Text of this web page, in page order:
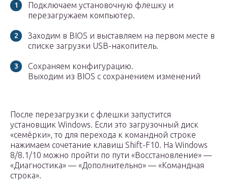
Подключаем установочную флешку и
перезагружаем компьютер.
Заходим в BIOS и выставляем на первом месте в
списке загрузки USB-накопитель.
Сохраняем конфигурацию.
Выходим из BIOS с сохранением изменений
После перезагрузки с флешки запустится
установщик Windows. Если это загрузочный диск
«семёрки», то для перехода к командной строке
нажимаем сочетание клавиш Shift-F10. На Windows
8/8.1/10 можно пройти по пути «Восстановление» —
«Диагностика» — «Дополнительно» — «Командная
строка».